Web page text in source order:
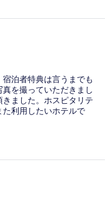
泊者特典は言うまでも
を撮っていただきまし
ました。ホスピタリテ
た利用したいホテルで